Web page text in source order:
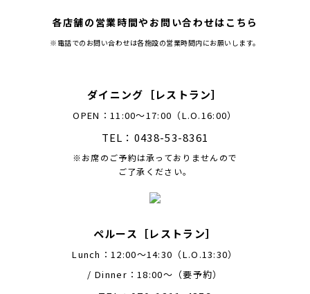
各店舗の営業時間やお問い合わせはこちら
※電話でのお問い合わせは各施設の営業時間内にお願いします。
ダイニング［レストラン］
OPEN：11:00～17:00（L.O.16:00）
TEL：0438-53-8361
※お席のご予約は承っておりませんので
ご了承ください。
ペルース［レストラン］
Lunch：12:00〜14:30（L.O.13:30）
/ Dinner：18:00〜（要予約）